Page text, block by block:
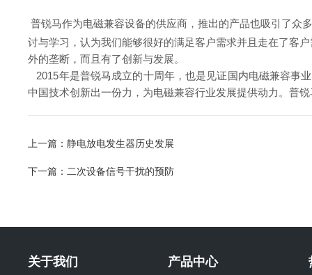
普锐马作为电磁兼容设备的供应商，推出的产品也吸引了众
讨与学习， 认为我们能够很好的满足客户需求并且走在了客
外的垄断，而且有了创新与发展。
2015年是普锐马成立的十周年，也是见证国内电磁兼容事
中国技术创新出一份力，为电磁兼容行业发展提供动力。普
上一篇： 静电放电发生器历史发展
下一篇： 二次设备信号干扰的预防
关于我们 产品中心